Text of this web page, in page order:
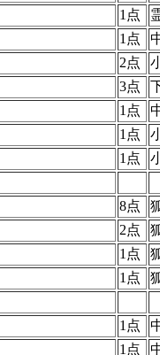
1点
1点
2点
3点
1点
1点
1点
8点
2点
1点
1点
1点
1点